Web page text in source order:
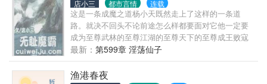
店小三 都市言情 连载
这是一条成魔之道杨小天既然走上了这样的一条道
路。就决不回头不论前途怎么样都要面对它他一定要
成为至尊武林的至尊江湖的至尊天下的至尊成王败寇
成功了他就是名传千古的霸主失败了他就是遗臭万年
的恶魔
最新： 第599章 淫荡仙子
渔港春夜